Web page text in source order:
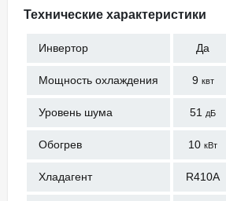
Технические характеристики
Инвертор Да
Мощность охлаждения 9 квт
Уровень шума 51 дБ
Обогрев 10 кВт
Хладагент R410A